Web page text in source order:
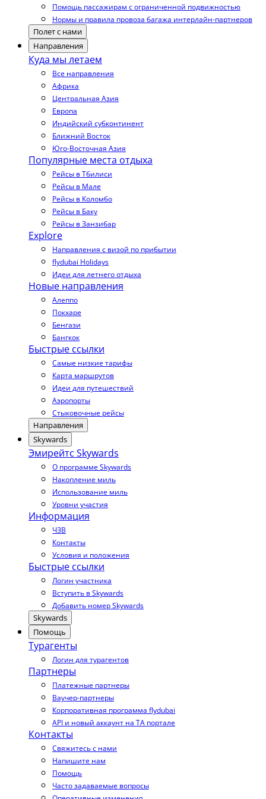
Помощь пассажирам с ограниченной подвижностью
Нормы и правила провоза багажа интерлайн-партнеров
Полет с нами
Направления
Куда мы летаем
Все направления
Африка
Центральная Азия
Европа
Индийский субконтинент
Ближний Восток
Юго-Восточная Азия
Популярные места отдыха
Рейсы в Тбилиси
Рейсы в Мале
Рейсы в Коломбо
Рейсы в Баку
Рейсы в Занзибар
Explore
Направления с визой по прибытии
flydubai Holidays
Идеи для летнего отдыха
Новые направления
Алеппо
Покхаре
Бенгази
Бангкок
Быстрые ссылки
Самые низкие тарифы
Карта маршрутов
Идеи для путешествий
Аэропорты
Стыковочные рейсы
Направления
Skywards
Эмирейтс Skywards
О программе Skywards
Накопление миль
Использование миль
Уровни участия
Информация
ЧЗВ
Контакты
Условия и положения
Быстрые ссылки
Логин участника
Вступить в Skywards
Добавить номер Skywards
Skywards
Помощь
Турагенты
Логин для турагентов
Партнеры
Платежные партнеры
Ваучер-партнеры
Корпоративная программа flydubai
API и новый аккаунт на TA портале
Контакты
Свяжитесь с нами
Напишите нам
Помощь
Часто задаваемые вопросы